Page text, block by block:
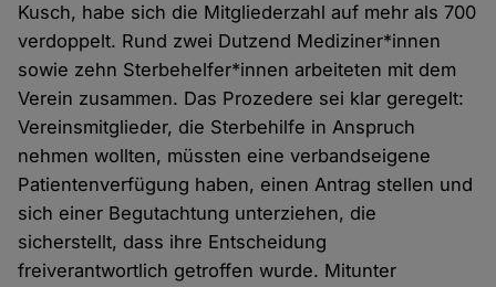
Kusch, habe sich die Mitgliederzahl auf mehr als 700
verdoppelt. Rund zwei Dutzend Mediziner*innen
sowie zehn Sterbehelfer*innen arbeiteten mit dem
Verein zusammen. Das Prozedere sei klar geregelt:
Vereinsmitglieder, die Sterbehilfe in Anspruch
nehmen wollten, müssten eine verbandseigene
Patientenverfügung haben, einen Antrag stellen und
sich einer Begutachtung unterziehen, die
sicherstellt, dass ihre Entscheidung
freiverantwortlich getroffen wurde. Mitunter